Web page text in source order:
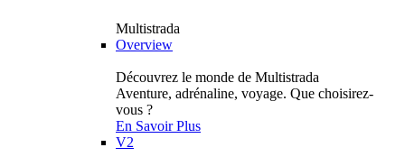
Multistrada
Overview
Découvrez le monde de Multistrada
Aventure, adrénaline, voyage. Que choisirez-
vous ?
En Savoir Plus
V2